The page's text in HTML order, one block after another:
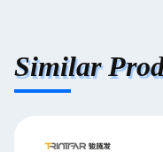
Similar